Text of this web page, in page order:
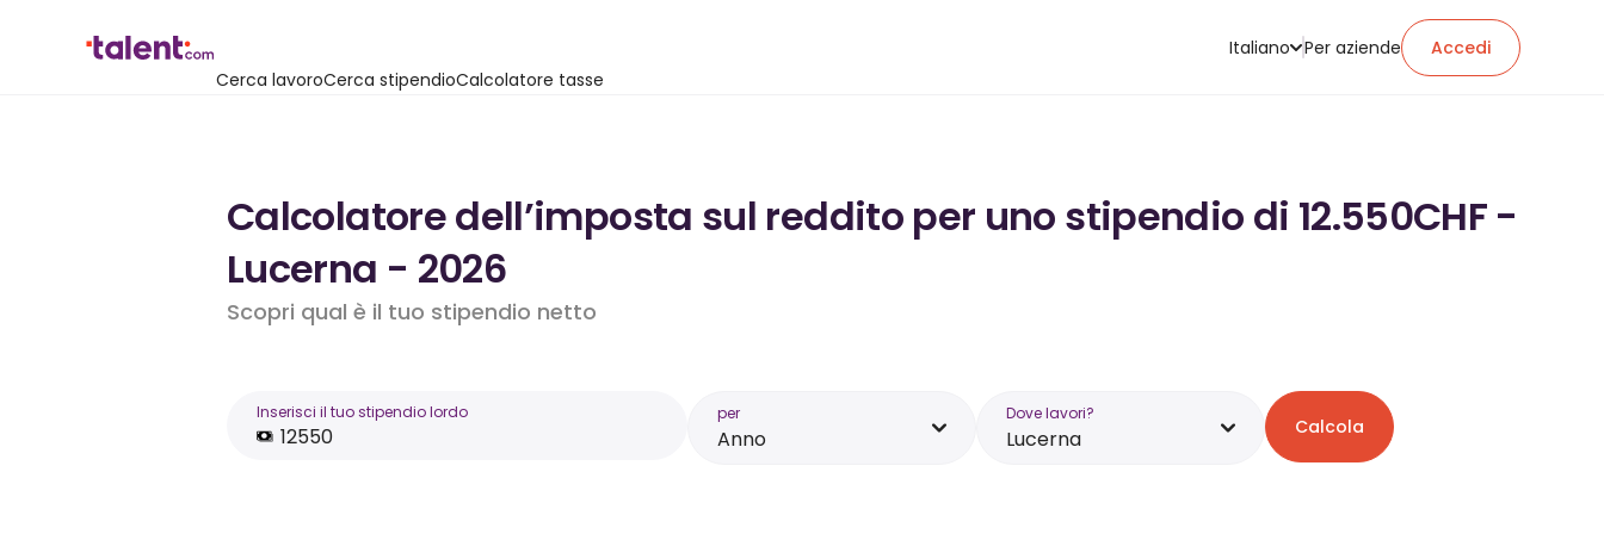
Cerca lavoroCerca stipendioCalcolatore tasse
Italiano Per aziende Accedi
Calcolatore dell’imposta sul reddito per uno stipendio di 12.550CHF -
Lucerna - 2026
Scopri qual è il tuo stipendio netto
Inserisci il tuo stipendio lordo per
Anno
Dove lavori?
Lucerna Calcola